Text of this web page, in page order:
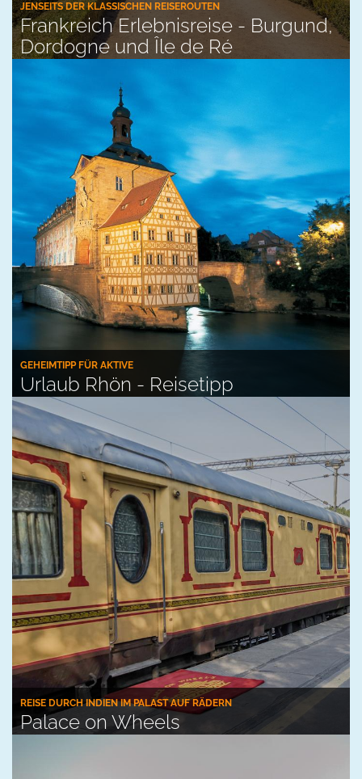
JENSEITS DER KLASSISCHEN REISEROUTEN
Frankreich Erlebnisreise - Burgund,
Dordogne und Île de Ré
GEHEIMTIPP FÜR AKTIVE
Urlaub Rhön - Reisetipp
REISE DURCH INDIEN IM PALAST AUF RÄDERN
Palace on Wheels